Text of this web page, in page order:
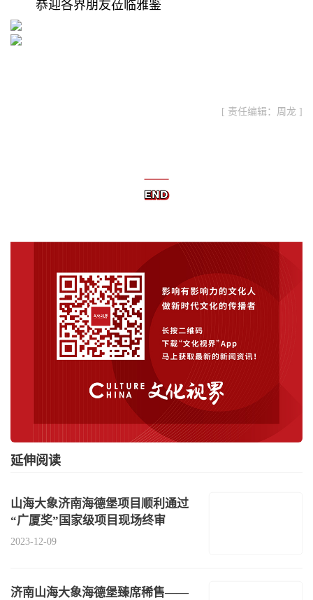
恭迎各界朋友莅临雅鉴
[ 责任编辑：周龙 ]
延伸阅读
山海大象济南海德堡项目顺利通过
“广厦奖”国家级项目现场终审
2023-12-09
济南山海大象海德堡臻席稀售——